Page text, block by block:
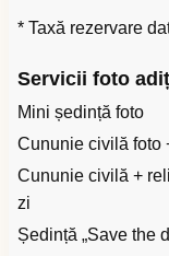
* Taxă rezervare
Servicii foto
Mini ședință foto
Cununie civilă foto
Cununie civilă +
zi
Ședință „Save the